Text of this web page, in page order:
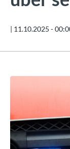
| 11.10.2025 -